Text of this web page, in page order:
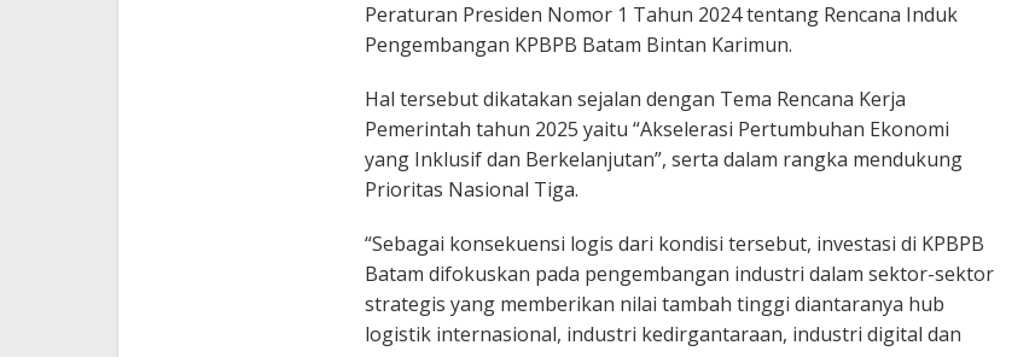
Peraturan Presiden Nomor 1 Tahun 2024 tentang Rencana Induk
Pengembangan KPBPB Batam Bintan Karimun.
Hal tersebut dikatakan sejalan dengan Tema Rencana Kerja
Pemerintah tahun 2025 yaitu “Akselerasi Pertumbuhan Ekonomi
yang Inklusif dan Berkelanjutan”, serta dalam rangka mendukung
Prioritas Nasional Tiga.
“Sebagai konsekuensi logis dari kondisi tersebut, investasi di KPBPB
Batam difokuskan pada pengembangan industri dalam sektor-sektor
strategis yang memberikan nilai tambah tinggi diantaranya hub
logistik internasional, industri kedirgantaraan, industri digital dan